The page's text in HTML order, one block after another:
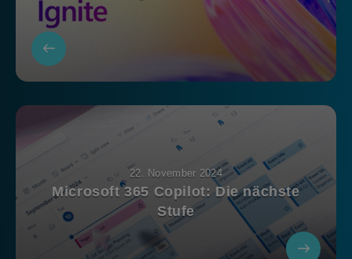
22. November 2024
Microsoft 365 Copilot: Die nächste
Stufe